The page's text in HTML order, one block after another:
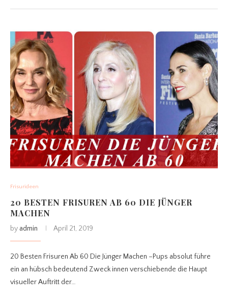
Frisurideen
20 BESTEN FRISUREN AB 60 DIE JÜNGER
MACHEN
by admin April 21, 2019
20 Besten Frisuren Ab 60 Die Jünger Machen –Pups absolut führe
ein an hübsch bedeutend Zweck innen verschiebende die Haupt
visueller Auftritt der…